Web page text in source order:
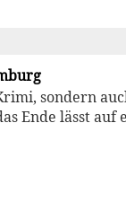
sondern
Ende lässt